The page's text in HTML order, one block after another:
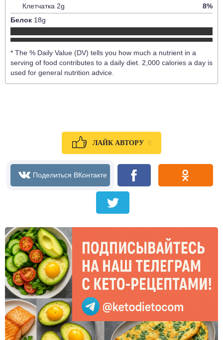
Клетчатка 2g 8%
Белок 18g
* The % Daily Value (DV) tells you how much a nutrient in a
serving of food contributes to a daily diet. 2,000 calories a day is
used for general nutrition advice.
ЛАЙК АВТОРУ 0